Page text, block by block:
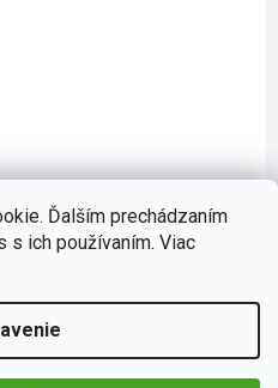
Ďalším prechádzaním
s ich používaním. Viac
Scents, vôňa Nové
osviežovače vzduchu s